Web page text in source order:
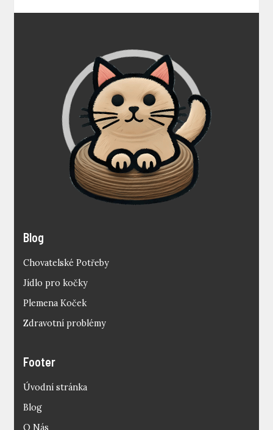
Blog
Chovatelské Potřeby
Jídlo pro kočky
Plemena Koček
Zdravotní problémy
Footer
Úvodní stránka
Blog
O Nás